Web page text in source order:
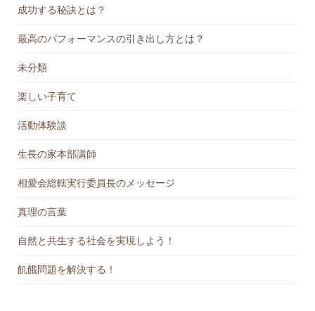
成功する秘訣とは？
最高のパフォーマンスの引き出し方とは？
未分類
楽しい子育て
活動体験談
生長の家本部講師
相愛会総轄実行委員長のメッセージ
真理の言葉
自然と共生する社会を実現しよう！
飢餓問題を解決する！